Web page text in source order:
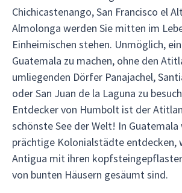
Chichicastenango, San Francisco el
Almolonga werden Sie mitten im
Einheimischen stehen. Unmöglich,
Guatemala zu machen, ohne den
umliegenden Dörfer Panajachel,
oder San Juan de la Laguna zu
Entdecker von Humbolt ist der
schönste See der Welt! In Guatemala
prächtige Kolonialstädte entdecken,
Antigua mit ihren
von bunten Häusern gesäumt sind.